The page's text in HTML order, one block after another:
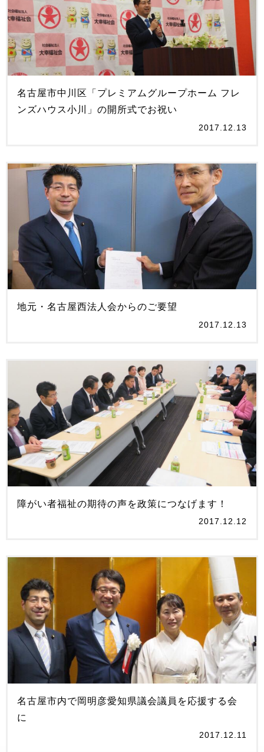
名古屋市中川区「プレミアムグループホーム フレ
ンズハウス小川」の開所式でお祝い
2017.12.13
地元・名古屋西法人会からのご要望
2017.12.13
障がい者福祉の期待の声を政策につなげます！
2017.12.12
名古屋市内で岡明彦愛知県議会議員を応援する会
に
2017.12.11